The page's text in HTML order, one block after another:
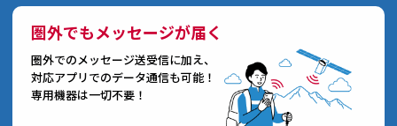
圏外でもメッセージが届く
圏外でのメッセージ送受信に加え、
対応アプリでのデータ通信も可能！
専用機器は一切不要！